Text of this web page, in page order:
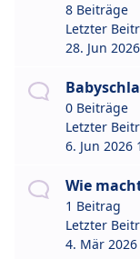
8 Beiträge
Letzter
28. Jun
0 Beiträge
Letzter
6. Jun 2026
Wie
1 Beitrag
Letzter
4. Mär